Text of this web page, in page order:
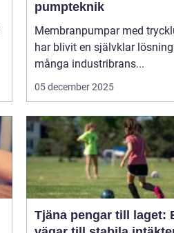
pumpteknik
Membranpumpar med
har blivit en självklar
många industribrans...
05 december 2025
Tjäna pengar till laget: